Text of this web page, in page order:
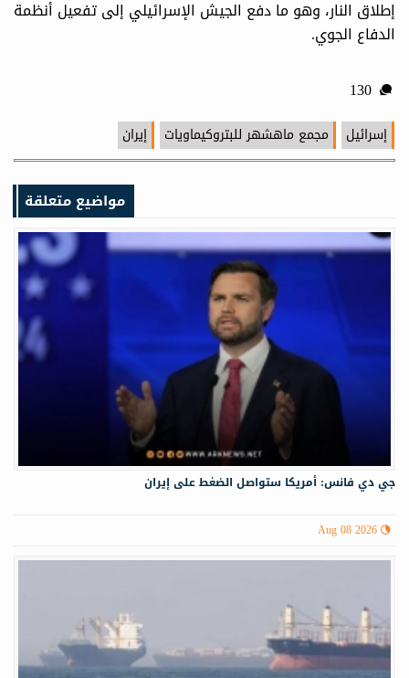
إطلاق النار، وهو ما دفع الجيش الإسرائيلي إلى تفعيل أنظمة
الدفاع الجوي.
إسرائيل مجمع ماهشهر للبتروكيماويات إيران
مواضيع متعلقة
جي دي فانس: أمريكا ستواصل الضغط على إيران
Aug 08 2026